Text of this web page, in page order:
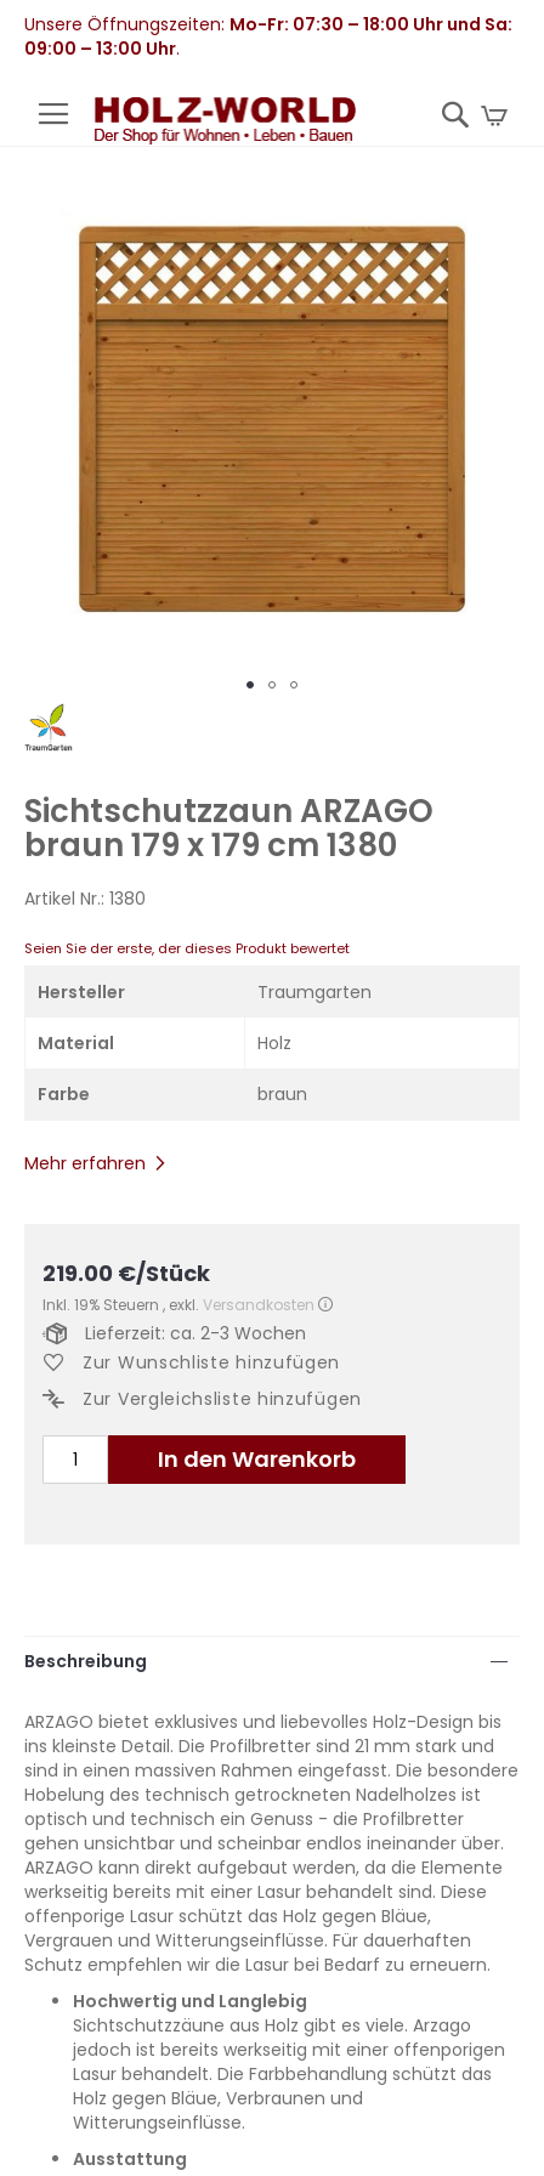
Unsere Öffnungszeiten: Mo-Fr: 07:30 – 18:00 Uhr und Sa:
09:00 – 13:00 Uhr.
Bildergalerie
springen
Zum
Anfang
springen
Sichtschutzzaun ARZAGO
braun 179 x 179 cm 1380
Artikel Nr.: 1380
Seien Sie der erste, der dieses Produkt bewertet
Hersteller Traumgarten
Material Holz
Farbe braun
Mehr erfahren
219.00 €/Stück
Inkl. 19% Steuern , exkl. Versandkosten
In den Warenkorb
Lieferzeit: ca. 2-3 Wochen
Zur Wunschliste hinzufügen
Zur Vergleichsliste hinzufügen
Beschreibung
ARZAGO bietet exklusives und liebevolles Holz-Design bis
ins kleinste Detail. Die Profilbretter sind 21 mm stark und
sind in einen massiven Rahmen eingefasst. Die besondere
Hobelung des technisch getrockneten Nadelholzes ist
optisch und technisch ein Genuss - die Profilbretter
gehen unsichtbar und scheinbar endlos ineinander über.
ARZAGO kann direkt aufgebaut werden, da die Elemente
werkseitig bereits mit einer Lasur behandelt sind. Diese
offenporige Lasur schützt das Holz gegen Bläue,
Vergrauen und Witterungseinflüsse. Für dauerhaften
Schutz empfehlen wir die Lasur bei Bedarf zu erneuern.
Hochwertig und Langlebig
Sichtschutzzäune aus Holz gibt es viele. Arzago
jedoch ist bereits werkseitig mit einer offenporigen
Lasur behandelt. Die Farbbehandlung schützt das
Holz gegen Bläue, Verbraunen und
Witterungseinflüsse.
Ausstattung